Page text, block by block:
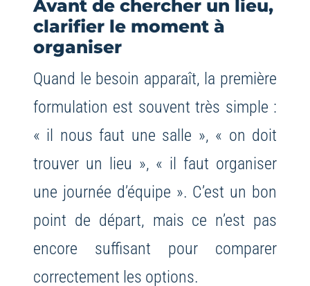
Avant de chercher un lieu,
clarifier le moment à
organiser
Quand le besoin apparaît, la première
formulation est souvent très simple :
« il nous faut une salle », « on doit
trouver un lieu », « il faut organiser
une journée d’équipe ». C’est un bon
point de départ, mais ce n’est pas
encore suffisant pour comparer
correctement les options.